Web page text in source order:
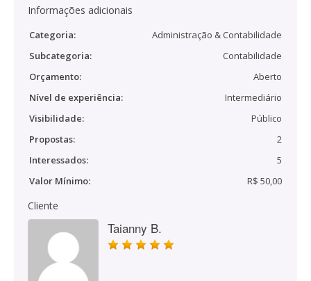
Informações adicionais
Categoria:
Administração & Contabilidade
Subcategoria:
Contabilidade
Orçamento:
Aberto
Nível de experiência:
Intermediário
Visibilidade:
Público
Propostas:
2
Interessados:
5
Valor Mínimo:
R$ 50,00
Cliente
Taianny B.